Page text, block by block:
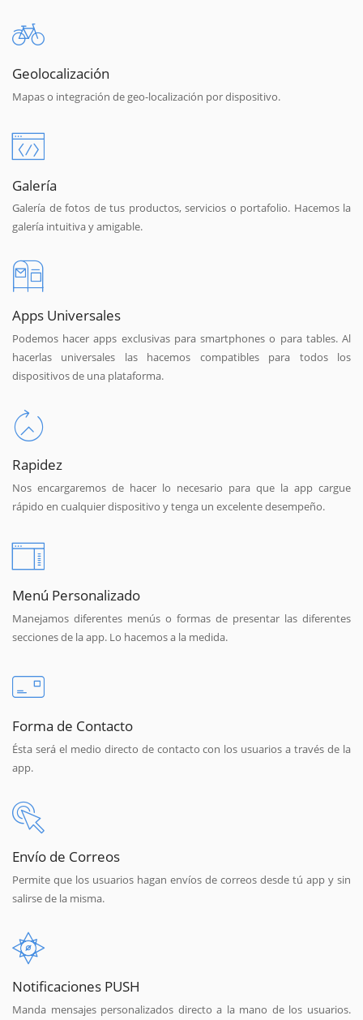
Geolocalización
Mapas o integración de geo-localización por dispositivo.
Galería
Galería de fotos de tus productos, servicios o portafolio. Hacemos la
galería intuitiva y amigable.
Apps Universales
Podemos hacer apps exclusivas para smartphones o para tables. Al
hacerlas universales las hacemos compatibles para todos los
dispositivos de una plataforma.
Rapidez
Nos encargaremos de hacer lo necesario para que la app cargue
rápido en cualquier dispositivo y tenga un excelente desempeño.
Menú Personalizado
Manejamos diferentes menús o formas de presentar las diferentes
secciones de la app. Lo hacemos a la medida.
Forma de Contacto
Ésta será el medio directo de contacto con los usuarios a través de la
app.
Envío de Correos
Permite que los usuarios hagan envíos de correos desde tú app y sin
salirse de la misma.
Notificaciones PUSH
Manda mensajes personalizados directo a la mano de los usuarios.